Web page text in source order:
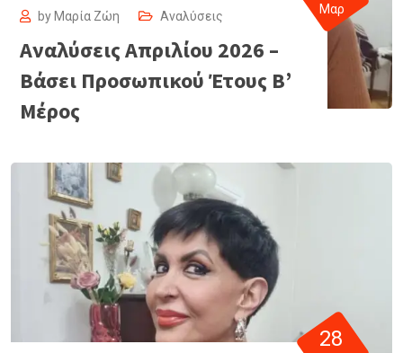
by Μαρία Ζώη Αναλύσεις
Αναλύσεις Απριλίου 2026 –
Βάσει Προσωπικού Έτους Β’
Μέρος
Μαρ
28